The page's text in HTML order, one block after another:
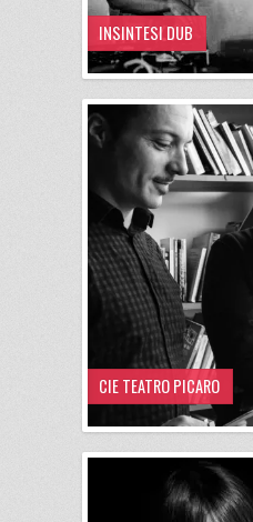
INSINTESI DUB
CIE TEATRO PICARO